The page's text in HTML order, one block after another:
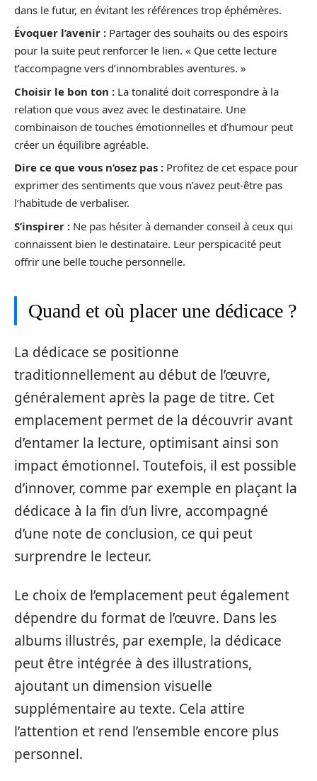
dans le futur, en évitant les références trop éphémères.
Évoquer l’avenir : Partager des souhaits ou des espoirs
pour la suite peut renforcer le lien. « Que cette lecture
t’accompagne vers d’innombrables aventures. »
Choisir le bon ton : La tonalité doit correspondre à la
relation que vous avez avec le destinataire. Une
combinaison de touches émotionnelles et d’humour peut
créer un équilibre agréable.
Dire ce que vous n’osez pas : Profitez de cet espace pour
exprimer des sentiments que vous n’avez peut-être pas
l’habitude de verbaliser.
S’inspirer : Ne pas hésiter à demander conseil à ceux qui
connaissent bien le destinataire. Leur perspicacité peut
offrir une belle touche personnelle.
Quand et où placer une dédicace ?
La dédicace se positionne
traditionnellement au début de l’œuvre,
généralement après la page de titre. Cet
emplacement permet de la découvrir avant
d’entamer la lecture, optimisant ainsi son
impact émotionnel. Toutefois, il est possible
d’innover, comme par exemple en plaçant la
dédicace à la fin d’un livre, accompagné
d’une note de conclusion, ce qui peut
surprendre le lecteur.
Le choix de l’emplacement peut également
dépendre du format de l’œuvre. Dans les
albums illustrés, par exemple, la dédicace
peut être intégrée à des illustrations,
ajoutant un dimension visuelle
supplémentaire au texte. Cela attire
l’attention et rend l’ensemble encore plus
personnel.